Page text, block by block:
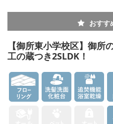
おすす
【御所東小学校区】御所
工の蔵つき2SLDK！